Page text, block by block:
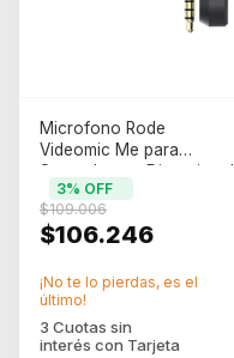
Microfono Rode
Videomic Me para
Smartphones Direccional
$106.246
$109.006
3% OFF
¡No te lo pierdas, es el
último!